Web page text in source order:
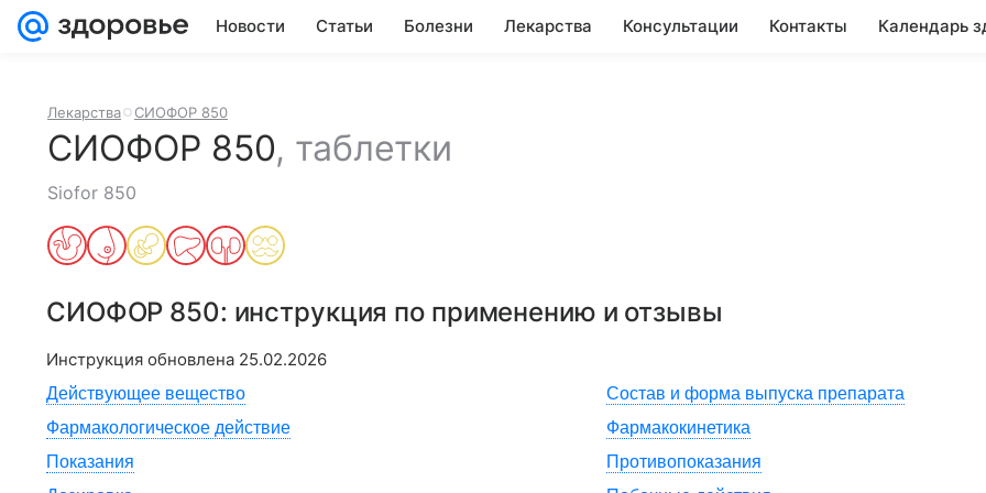
Новости Статьи Болезни Лекарства Консультации Контакты Календарь
Лекарства СИОФОР 850
СИОФОР 850, таблетки
Siofor 850
СИОФОР 850: инструкция по применению и отзывы
Инструкция обновлена 25.02.2026
Действующее вещество
Состав и форма выпуска препарата
Фармакологическое действие
Фармакокинетика
Показания
Противопоказания